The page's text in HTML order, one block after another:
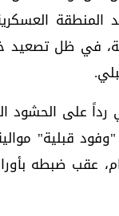
في ظل تصعيد
على الحشود
قبلية"
عقب ضبطه